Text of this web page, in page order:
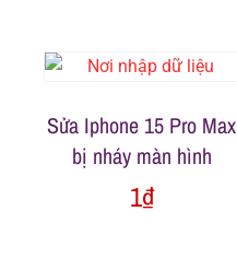
h
á
Sửa Iphone 15 Pro Max
bị nháy màn hình
1₫